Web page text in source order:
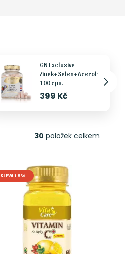
GN Exclusive
Zinek+Selen+Acerola
100 cps.
399 Kč
30 položek celkem
SLEVA 18%